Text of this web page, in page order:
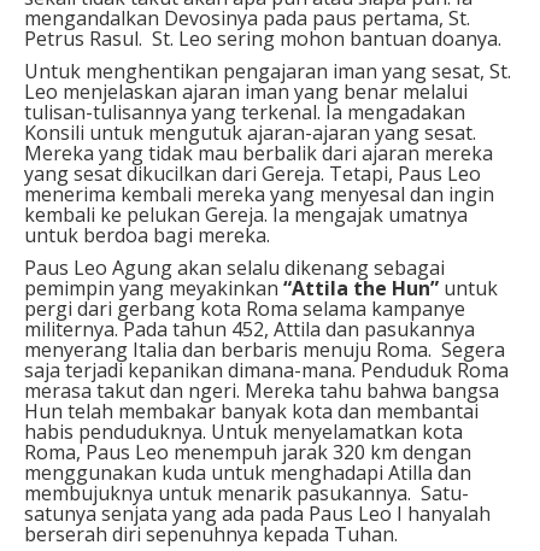
mengandalkan Devosinya pada paus pertama, St.
Petrus Rasul. St. Leo sering mohon bantuan doanya.
Untuk menghentikan pengajaran iman yang sesat, St.
Leo menjelaskan ajaran iman yang benar melalui
tulisan-tulisannya yang terkenal. Ia mengadakan
Konsili untuk mengutuk ajaran-ajaran yang sesat.
Mereka yang tidak mau berbalik dari ajaran mereka
yang sesat dikucilkan dari Gereja. Tetapi, Paus Leo
menerima kembali mereka yang menyesal dan ingin
kembali ke pelukan Gereja. Ia mengajak umatnya
untuk berdoa bagi mereka.
Paus Leo Agung akan selalu dikenang sebagai
pemimpin yang meyakinkan “Attila the Hun” untuk
pergi dari gerbang kota Roma selama kampanye
militernya. Pada tahun 452, Attila dan pasukannya
menyerang Italia dan berbaris menuju Roma. Segera
saja terjadi kepanikan dimana-mana. Penduduk Roma
merasa takut dan ngeri. Mereka tahu bahwa bangsa
Hun telah membakar banyak kota dan membantai
habis penduduknya. Untuk menyelamatkan kota
Roma, Paus Leo menempuh jarak 320 km dengan
menggunakan kuda untuk menghadapi Atilla dan
membujuknya untuk menarik pasukannya. Satu-
satunya senjata yang ada pada Paus Leo I hanyalah
berserah diri sepenuhnya kepada Tuhan.